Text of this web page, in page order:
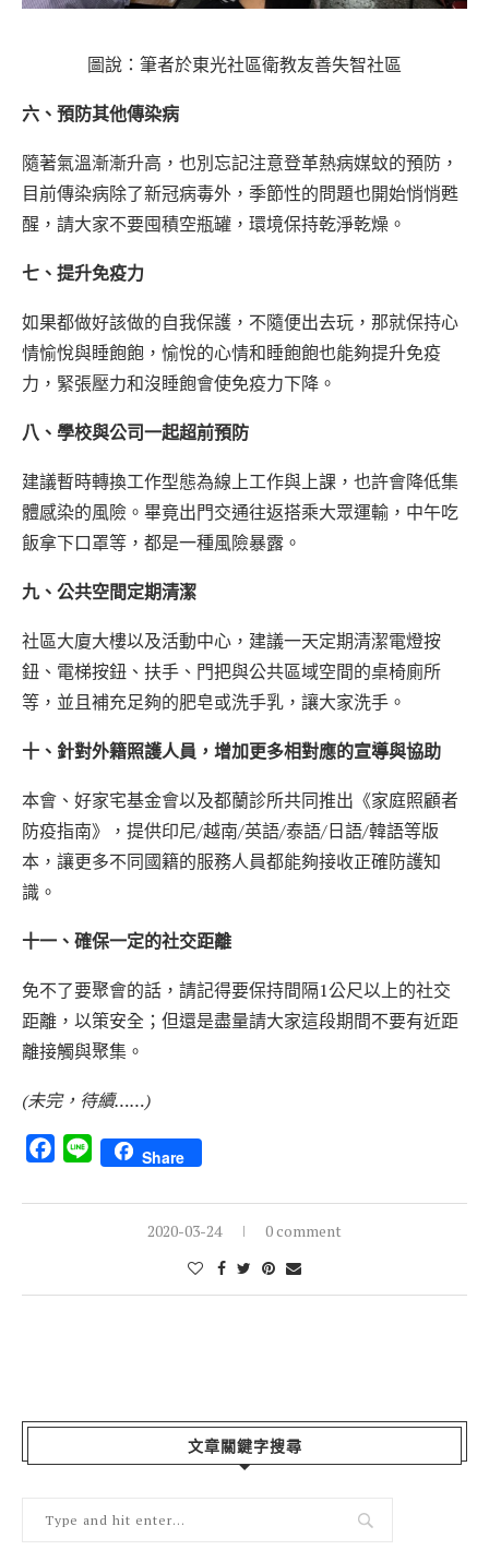
圖說：筆者於東光社區衛教友善失智社區
六、預防其他傳染病
隨著氣溫漸漸升高，也別忘記注意登革熱病媒蚊的預防，
目前傳染病除了新冠病毒外，季節性的問題也開始悄悄甦
醒，請大家不要囤積空瓶罐，環境保持乾淨乾燥。
七、提升免疫力
如果都做好該做的自我保護，不隨便出去玩，那就保持心
情愉悅與睡飽飽，愉悅的心情和睡飽飽也能夠提升免疫
力，緊張壓力和沒睡飽會使免疫力下降。
八、學校與公司一起超前預防
建議暫時轉換工作型態為線上工作與上課，也許會降低集
體感染的風險。畢竟出門交通往返搭乘大眾運輸，中午吃
飯拿下口罩等，都是一種風險暴露。
九、公共空間定期清潔
社區大廈大樓以及活動中心，建議一天定期清潔電燈按
鈕、電梯按鈕、扶手、門把與公共區域空間的桌椅廁所
等，並且補充足夠的肥皂或洗手乳，讓大家洗手。
十、針對外籍照護人員，增加更多相對應的宣導與協助
本會、好家宅基金會以及都蘭診所共同推出《家庭照顧者
防疫指南》，提供印尼/越南/英語/泰語/日語/韓語等版
本，讓更多不同國籍的服務人員都能夠接收正確防護知
識。
十一、確保一定的社交距離
免不了要聚會的話，請記得要保持間隔1公尺以上的社交
距離，以策安全；但還是盡量請大家這段期間不要有近距
離接觸與聚集。
(未完，待續……)
Facebook
Line Share
2020-03-24 0 comment
文章關鍵字搜尋